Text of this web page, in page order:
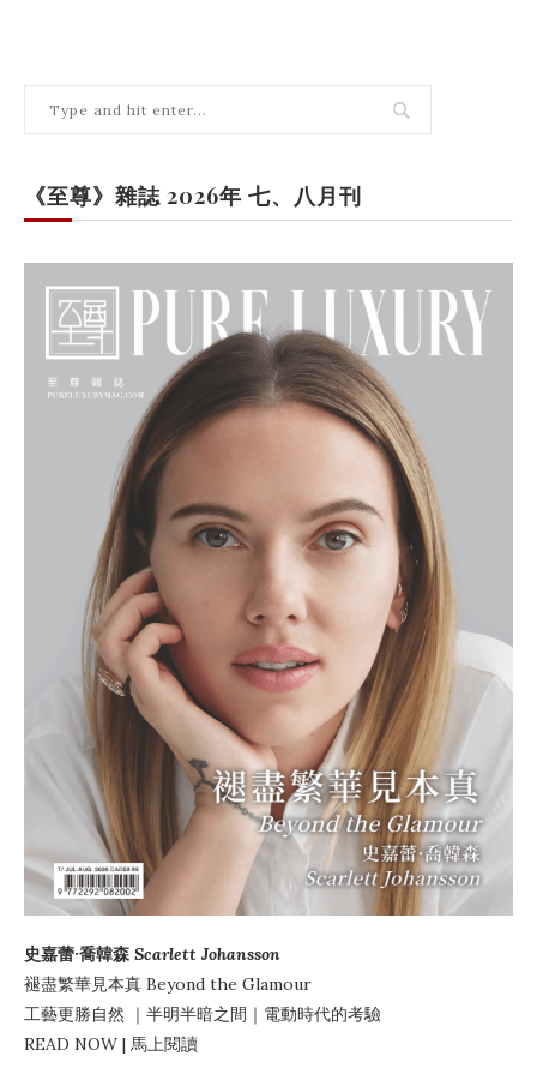
《至尊》雜誌 2026年 七、八月刊
史嘉蕾·喬韓森 Scarlett Johansson
褪盡繁華見本真 Beyond the Glamour
工藝更勝自然 ｜ 半明半暗之間 ｜電動時代的考驗
READ NOW | 馬上閱讀